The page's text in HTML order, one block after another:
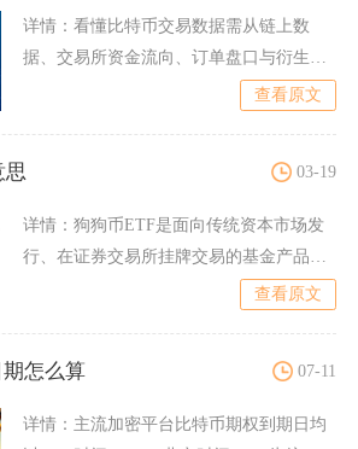
详情： 看懂比特币交易数据需从链上数
据、交易所资金流向、订单盘口与衍生品
数据四大维度切入，通过核心
查看原文
思 03-19
详情： 狗狗币ETF是面向传统资本市场发
行、在证券交易所挂牌交易的基金产品，
查看原文
怎么算 07-11
详情： 主流加密平台比特币期权到期日均